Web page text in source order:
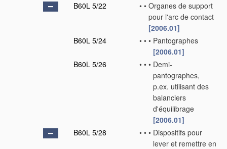
B60L 5/22
• • Organes de support
pour l'arc de contact
[2006.01]
B60L 5/24
• • • Pantographes
[2006.01]
B60L 5/26
• • • Demi-
pantographes,
p.ex. utilisant des
balanciers
d'équilibrage
[2006.01]
B60L 5/28
• • • Dispositifs pour
lever et remettre en